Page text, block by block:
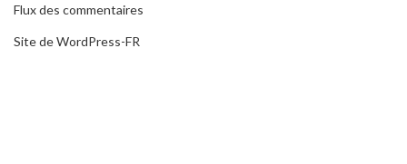
Flux des commentaires
Site de WordPress-FR